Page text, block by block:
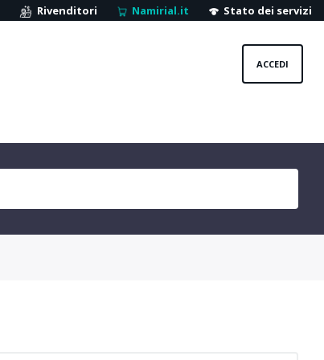
Rivenditori Namirial.it Stato dei servizi
ACCEDI